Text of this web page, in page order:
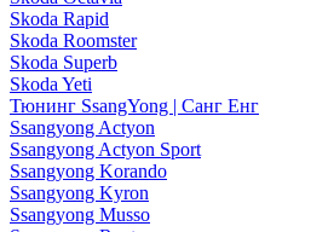
Skoda Rapid
Skoda Roomster
Skoda Superb
Skoda Yeti
Тюнинг SsangYong | Санг Енг
Ssangyong Actyon
Ssangyong Actyon Sport
Ssangyong Korando
Ssangyong Kyron
Ssangyong Musso